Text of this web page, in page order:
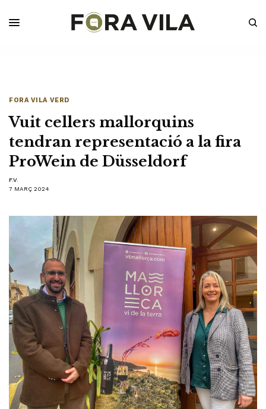
FORA VILA VERD
Vuit cellers mallorquins
tendran representació a la fira
ProWein de Düsseldorf
F.V.
7 MARÇ 2024